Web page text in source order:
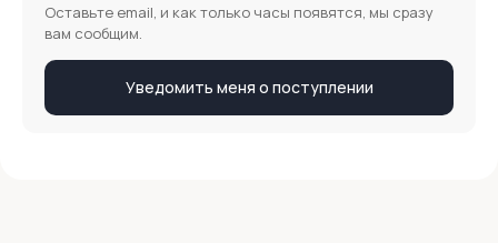
Оставьте email, и как только часы появятся, мы сразу
вам сообщим.
Уведомить меня о поступлении